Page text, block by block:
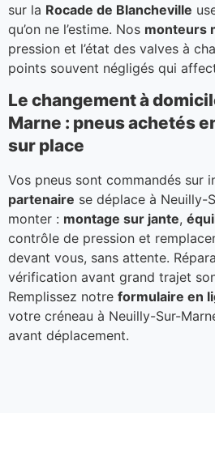
sur la Rocade de Blancheville
qu’on ne l’estime. Nos monteurs
pression et l’état des valves à
points souvent négligés qui
Le changement à
Marne : pneus achetés
sur place
Vos pneus sont commandés sur
partenaire se déplace à Neuilly-
monter : montage sur jante,
contrôle de pression et
devant vous, sans attente.
vérification avant grand trajet
Remplissez notre formulaire en
votre créneau à Neuilly-Sur-
avant déplacement.